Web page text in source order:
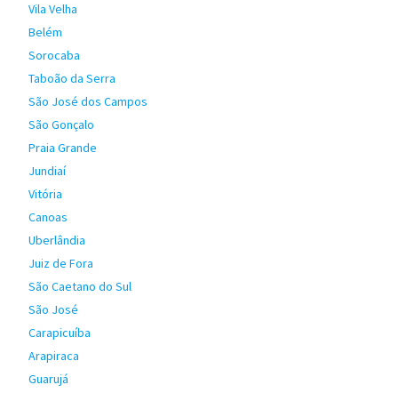
Vila Velha
Belém
Sorocaba
Taboão da Serra
São José dos Campos
São Gonçalo
Praia Grande
Jundiaí
Vitória
Canoas
Uberlândia
Juiz de Fora
São Caetano do Sul
São José
Carapicuíba
Arapiraca
Guarujá